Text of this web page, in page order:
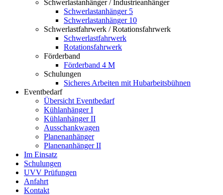
Schwerlastanhänger / Industrieanhänger
Schwerlastanhänger 5
Schwerlastanhänger 10
Schwerlastfahrwerk / Rotationsfahrwerk
Schwerlastfahrwerk
Rotationsfahrwerk
Förderband
Förderband 4 M
Schulungen
Sicheres Arbeiten mit Hubarbeitsbühnen
Eventbedarf
Übersicht Eventbedarf
Kühlanhänger I
Kühlanhänger II
Ausschankwagen
Planenanhänger
Planenanhänger II
Im Einsatz
Schulungen
UVV Prüfungen
Anfahrt
Kontakt